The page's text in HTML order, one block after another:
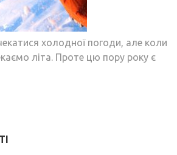
холодної погоди, але коли
літа. Проте цю пору року є